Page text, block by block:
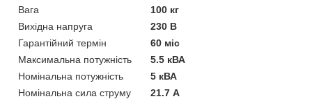
Вага
100 кг
Вихідна напруга
230 В
Гарантійний термін
60 міс
Максимальна потужність
5.5 кВА
Номінальна потужність
5 кВА
Номінальна сила струму
21.7 А